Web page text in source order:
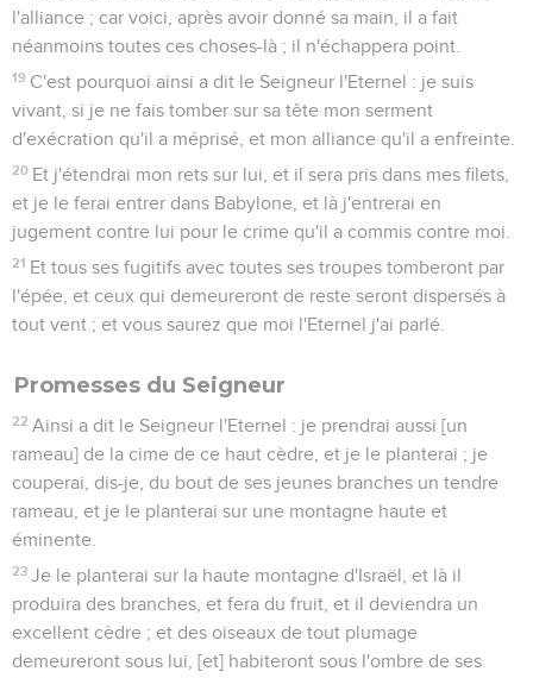
l'alliance ; car voici, après avoir donné sa main, il a fait
néanmoins toutes ces choses-là ; il n'échappera point.
19 C'est pourquoi ainsi a dit le Seigneur l'Eternel : je suis
vivant, si je ne fais tomber sur sa tête mon serment
d'exécration qu'il a méprisé, et mon alliance qu'il a enfreinte.
20 Et j'étendrai mon rets sur lui, et il sera pris dans mes filets,
et je le ferai entrer dans Babylone, et là j'entrerai en
jugement contre lui pour le crime qu'il a commis contre moi.
21 Et tous ses fugitifs avec toutes ses troupes tomberont par
l'épée, et ceux qui demeureront de reste seront dispersés à
tout vent ; et vous saurez que moi l'Eternel j'ai parlé.
Promesses du Seigneur
22 Ainsi a dit le Seigneur l'Eternel : je prendrai aussi [un
rameau] de la cime de ce haut cèdre, et je le planterai ; je
couperai, dis-je, du bout de ses jeunes branches un tendre
rameau, et je le planterai sur une montagne haute et
éminente.
23 Je le planterai sur la haute montagne d'Israël, et là il
produira des branches, et fera du fruit, et il deviendra un
excellent cèdre ; et des oiseaux de tout plumage
demeureront sous lui, [et] habiteront sous l'ombre de ses